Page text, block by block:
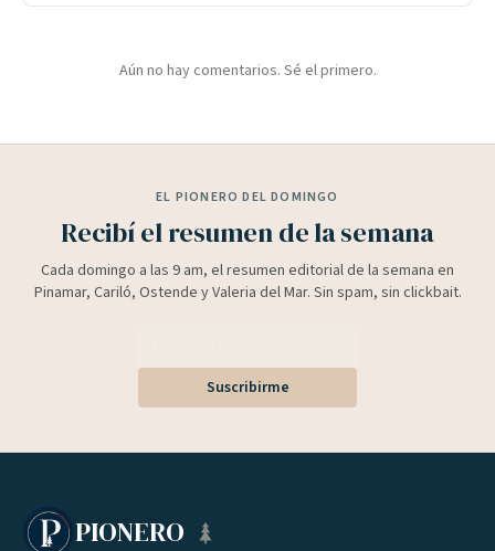
Aún no hay comentarios. Sé el primero.
EL PIONERO DEL DOMINGO
Recibí el resumen de la semana
Cada domingo a las 9 am, el resumen editorial de la semana en
Pinamar, Cariló, Ostende y Valeria del Mar. Sin spam, sin clickbait.
Suscribirme
PIONERO